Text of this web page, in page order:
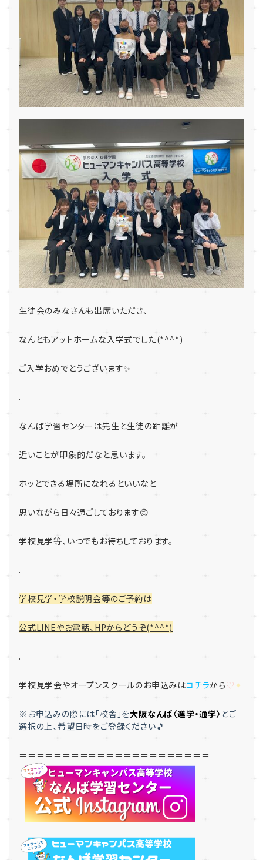
生徒会のみなさんも出席いただき、
なんともアットホームな入学式でした(*^^*)
ご入学おめでとうございます✨
.
なんば学習センターは先生と生徒の距離が
近いことが印象的だなと思います。
ホッとできる場所になれるといいなと
思いながら日々過ごしております😊
学校見学等、いつでもお待ちしております。
.
学校見学・学校説明会等のご予約は
公式LINEやお電話、HPからどうぞ(*^^*)
.
学校見学会やオープンスクールのお申込みはコチラから♡ ✦
※お申込みの際には「校舎」を大阪なんば〈進学・通学〉 とご
選択の上、希望日時をご登録ください🎵
＝＝＝＝＝＝＝＝＝＝＝＝＝＝＝＝＝＝＝＝＝＝